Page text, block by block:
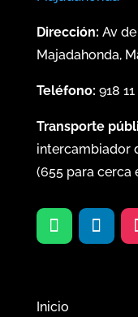
Dirección: Av
Majadahonda,
Teléfono: 918
Transporte
intercambiador
(655para cerca
Inicio